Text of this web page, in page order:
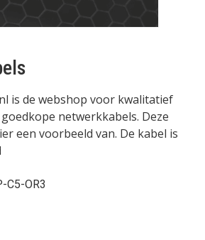
is de webshop voor kwalitatief
netwerkkabels. Deze
een voorbeeld van. De kabel is
C5-OR3